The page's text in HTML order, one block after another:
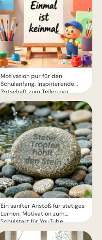
Motivation pur für den
Schulanfang: Inspirierende
Botschaft zum Teilen per
WhatsApp!
Ein sanfter Anstoß für stetiges
Lernen: Motivation zum
Schulstart für YouTube.